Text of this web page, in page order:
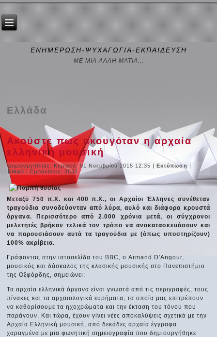
ΕΝΗΜΕΡΩΣΗ-ΨΥΧΑΓΩΓΙΑ-ΕΚΠΑΙΔΕΥΣΗ
ΜΕ ΜΙΑ ΑΛΛΗ ΜΑΤΙΑ...
Ελλάδα
Ακούστε πως ακουγόταν η αρχαία
ελληνική μουσική
Δημιουργήθηκε: Κυριακή, 01 Νοεμβρίου 2015 12:35 |Εκτύπωση |
Email | Εμφανίσεις: 3531
Μεταξύ 750 π.Χ. και 400 π.Χ., οι Αρχαίοι Έλληνες συνέθεταν
τραγούδια συνοδεύονταν από λύρα, αυλό και διάφορα κρουστά
όργανα. Περισσότερο από 2.000 χρόνια μετά, οι σύγχρονοι
μελετητές βρήκαν τελικά τον τρόπο να ανακατασκευάσουν και
να παρουσιάσουν αυτά τα τραγούδια με (όπως υποστηρίζουν)
100% ακρίβεια.
Γράφοντας στην ιστοσελίδα του BBC, ο Armand D'Angour,
μουσικός και δάσκαλος της κλασικής μουσικής στο Πανεπιστήμιο
της Οξφόρδης, σημειώνει:
Τα αρχαία ελληνικά όργανα είναι γνωστά από τις περιγραφές, τους
πίνακες και τα αρχαιολογικά ευρήματα, τα οποία μας επιτρέπουν
να καθορίσουμε τα ηχοχρώματα και την έκταση του τόνου που
παράγουν. Και τώρα, έχουν γίνει νέες αποκαλύψεις σχετικά με την
Αρχαία Ελληνική μουσική, από δεκάδες αρχαία έγγραφα
χαραγμένα με μια φωνητική σημειογραφία που δημιουργήθηκε